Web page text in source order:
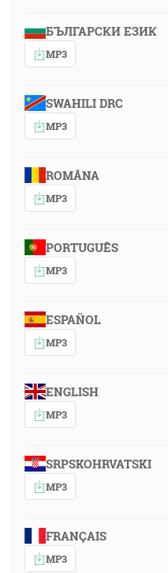
БЪЛГАРСКИ ЕЗИК
MP3
SWAHILI DRC
MP3
ROMÂNA
MP3
PORTUGUÊS
MP3
ESPAÑOL
MP3
ENGLISH
MP3
SRPSKOHRVATSKI
MP3
FRANÇAIS
MP3